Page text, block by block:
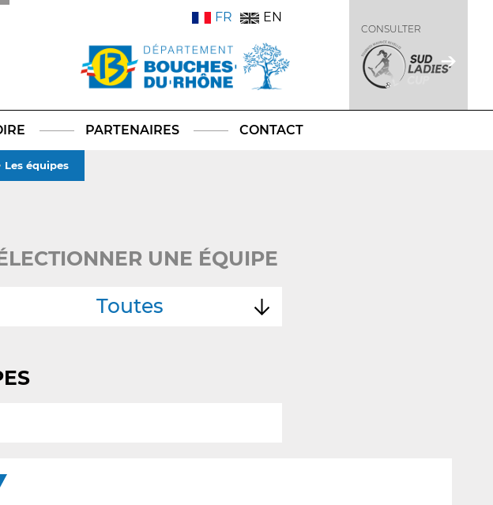
X
FR EN
CONSULTER
PARTENAIRES CONTACT
Les équipes
UNE ÉQUIPE
Toutes